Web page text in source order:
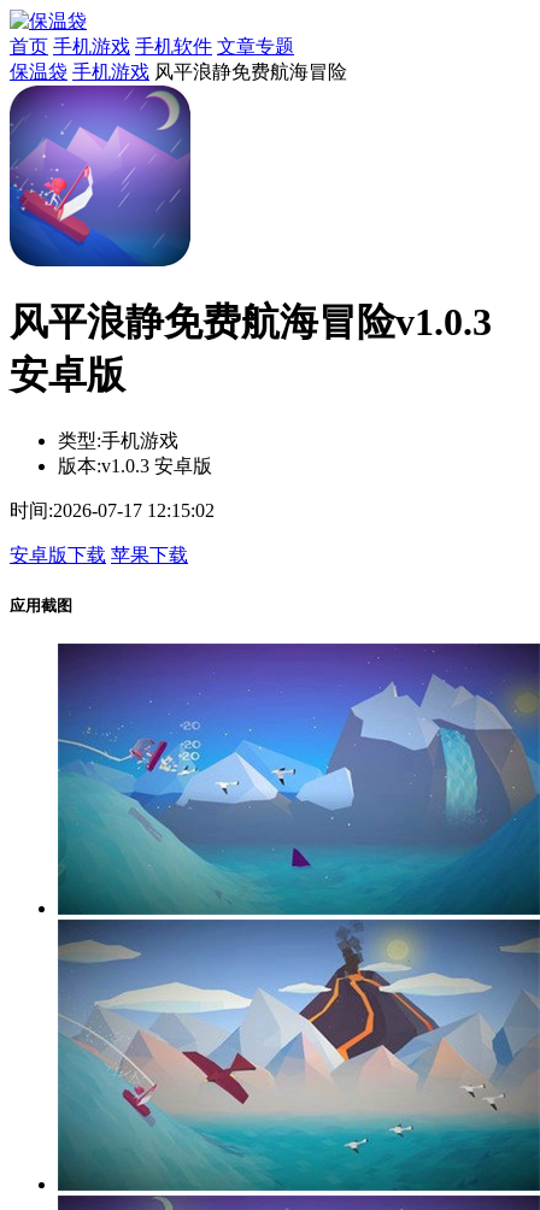
首页 手机游戏 手机软件 文章专题
保温袋 手机游戏 风平浪静免费航海冒险
风平浪静免费航海冒险v1.0.3
安卓版
类型:手机游戏
版本:v1.0.3 安卓版
时间:2026-07-17 12:15:02
安卓版下载 苹果下载
应用截图